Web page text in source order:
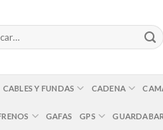
CABLES Y FUNDAS CADENA
GAFAS GPS